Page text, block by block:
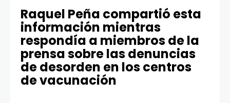
Raquel Peña compartió esta
información mientras
respondía a miembros de la
prensa sobre las denuncias
de desorden en los centros
de vacunación